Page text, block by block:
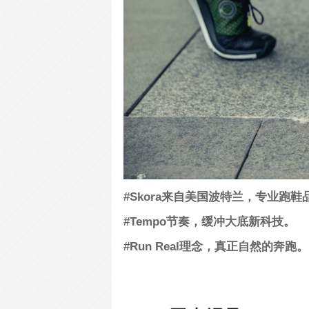
#Skora来自美国波特兰，专业跑鞋
#Tempo节奏，缓冲大底新科技。
#Run Real理念，真正自然的奔跑。